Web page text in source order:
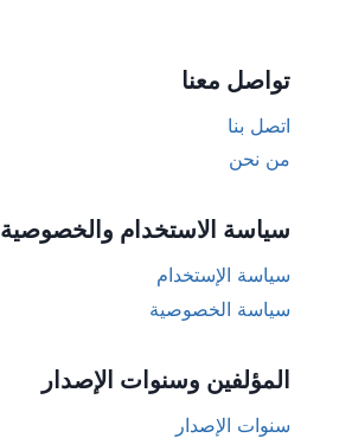
تواصل معنا
اتصل بنا
من نحن
سياسة الاستخدام والخصوصية
سياسة الإستخدام
سياسة الخصوصية
المؤلفين وسنوات الإصدار
سنوات الإصدار